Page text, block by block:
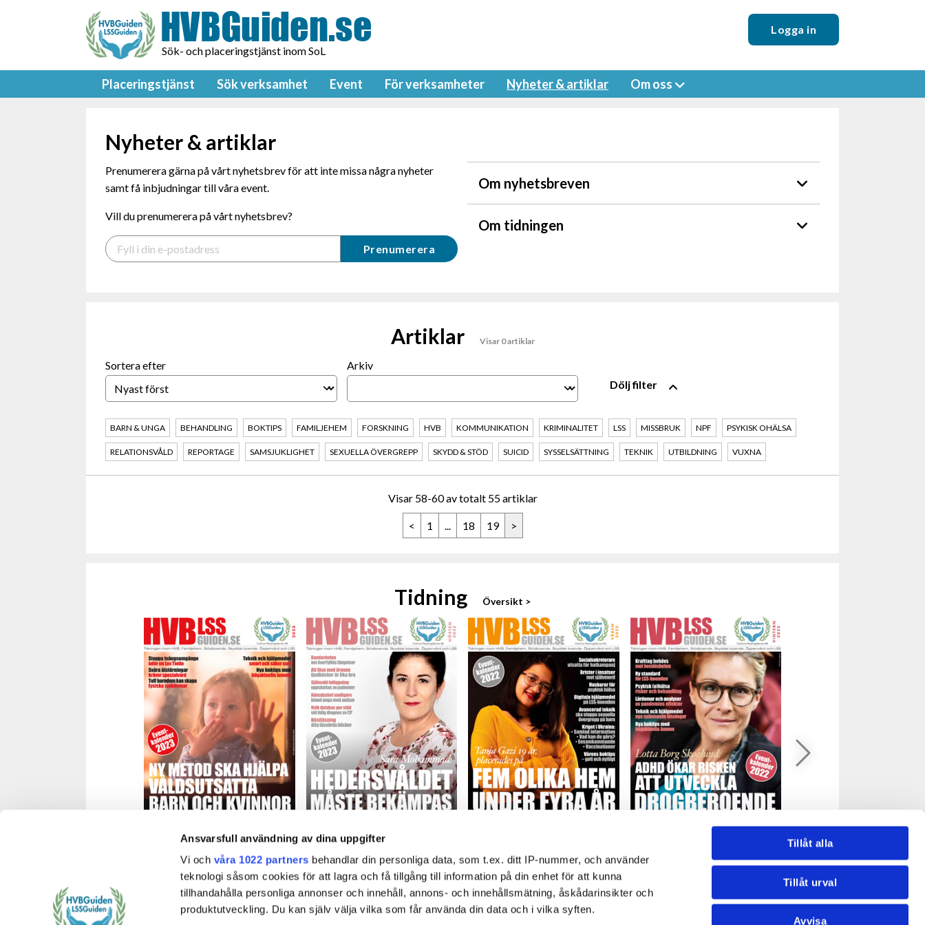
Ansvarsfull användning av dina uppgifter
Vi och våra 1022 partners behandlar din personliga data, som t.ex. ditt IP-nummer, och använder
teknologi såsom cookies för att lagra och få tillgång till information på din enhet för att kunna
tillhandahålla personliga annonser och innehåll, annons- och innehållsmätning, åskådarinsikter och
produktutveckling. Du kan själv välja vilka som får använda din data och i vilka syften.
Tillåt alla
Tillåt urval
Avvisa
Sök- och placeringstjänst inom SoL
Logga in
Placeringstjänst Sök verksamhet Event För verksamheter Nyheter & artiklar Om oss
Nyheter & artiklar
Prenumerera gärna på vårt nyhetsbrev för att inte missa några nyheter
samt få inbjudningar till våra event.
Vill du prenumerera på vårt nyhetsbrev?
Om nyhetsbreven
Om tidningen
Artiklar Visar 0 artiklar
Sortera efter
Arkiv
filter
BARN & UNGA BEHANDLING BOKTIPS FAMILJEHEM FORSKNING HVB KOMMUNIKATION KRIMINALITET LSS MISSBRUK NPF PSYKISK OHÄLSA
RELATIONSVÅLD REPORTAGE SAMSJUKLIGHET SEXUELLA ÖVERGREPP SKYDD & STÖD SUICID SYSSELSÄTTNING TEKNIK UTBILDNING VUXNA
Visar 58-60 av totalt 55 artiklar
< 1 ... 18 19 >
Tidning Översikt >
HVB&LSSGuiden, nr 1 2023
Läs (PDF-fil 8 MB)
HVB&LSSGuiden, nr 3 2022
Läs (PDF-fil 8 MB) Läs (PDF-fil 7 MB) Läs (PDF-fil 9 MB)
HVB&LSSGuiden, nr 3
Läs (PDF-fil 10 MB)